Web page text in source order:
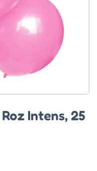
Intens, 25